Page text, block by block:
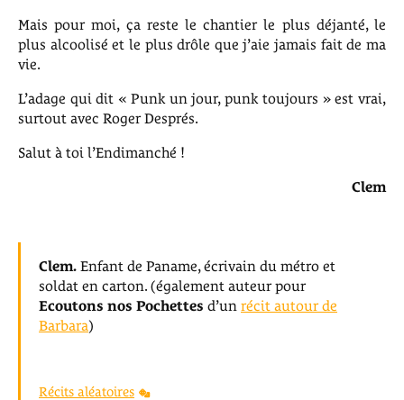
Mais pour moi, ça reste le chantier le plus déjanté, le
plus alcoolisé et le plus drôle que j’aie jamais fait de ma
vie.
L’adage qui dit « Punk un jour, punk toujours » est vrai,
surtout avec Roger Després.
Salut à toi l’Endimanché !
Clem
Récits aléatoires
Clem. Enfant de Paname, écrivain du métro et
soldat en carton. (également auteur pour
Ecoutons nos Pochettes d’un récit autour de
Barbara)